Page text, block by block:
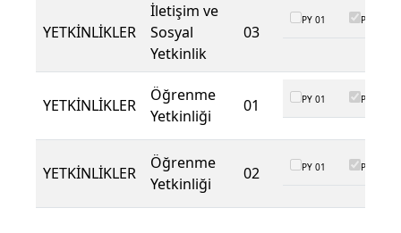
YETKİNLİKLER
İletişim ve
Sosyal
Yetkinlik
03
PY 01 PY 02
YETKİNLİKLER
Öğrenme
Yetkinliği
01 PY 01 PY 02
YETKİNLİKLER
Öğrenme
Yetkinliği
02 PY 01 PY 02